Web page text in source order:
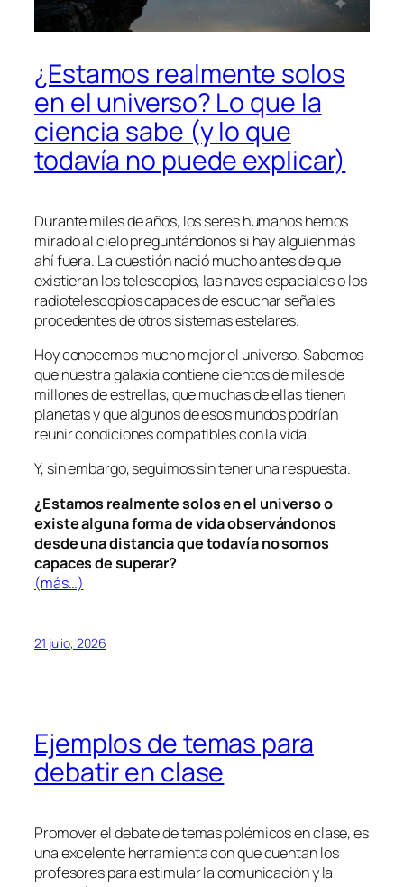
¿Estamos realmente solos
en el universo? Lo que la
ciencia sabe (y lo que
todavía no puede explicar)
Durante miles de años, los seres humanos hemos
mirado al cielo preguntándonos si hay alguien más
ahí fuera. La cuestión nació mucho antes de que
existieran los telescopios, las naves espaciales o los
radiotelescopios capaces de escuchar señales
procedentes de otros sistemas estelares.
Hoy conocemos mucho mejor el universo. Sabemos
que nuestra galaxia contiene cientos de miles de
millones de estrellas, que muchas de ellas tienen
planetas y que algunos de esos mundos podrían
reunir condiciones compatibles con la vida.
Y, sin embargo, seguimos sin tener una respuesta.
¿Estamos realmente solos en el universo o
existe alguna forma de vida observándonos
desde una distancia que todavía no somos
capaces de superar?
(más…)
21 julio, 2026
Ejemplos de temas para
debatir en clase
Promover el debate de temas polémicos en clase, es
una excelente herramienta con que cuentan los
profesores para estimular la comunicación y la